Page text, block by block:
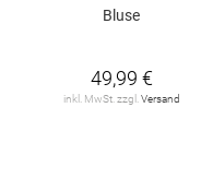
Bluse
49,99 €
inkl. MwSt. zzgl. Versand